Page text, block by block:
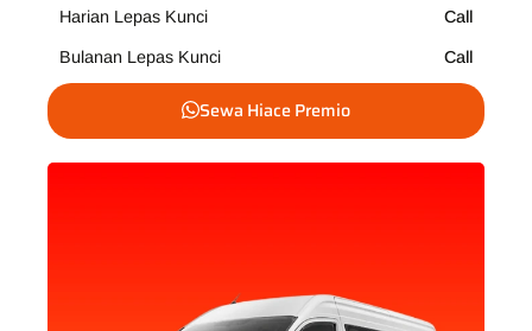
Harian Lepas Kunci Call
Bulanan Lepas Kunci Call
Sewa Hiace Premio